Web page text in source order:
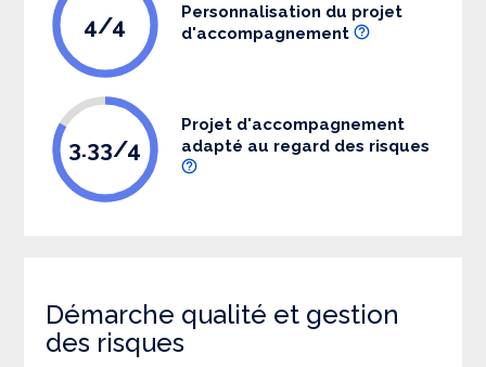
4/4
Personnalisation du projet
d'accompagnement
3.33/4
Projet d'accompagnement
adapté au regard des risques
Démarche qualité et gestion
des risques